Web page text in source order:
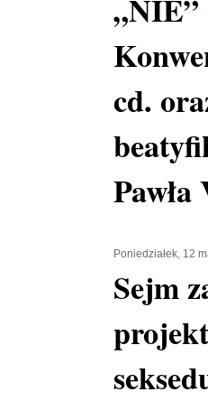
cd.
Poniedziałek, 12
Sejm